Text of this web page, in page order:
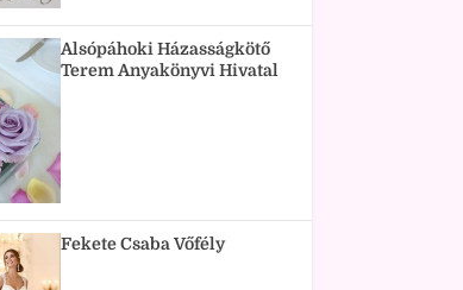
Alsópáhoki Házasságkötő
Terem Anyakönyvi Hivatal
Fekete Csaba Vőfély